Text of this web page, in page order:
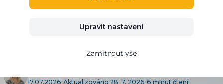
Heurece a Zboží.cz:
17.07.2026 Aktualizováno 28. 7. 2026 6 minut čtení
Upravit nastavení
Zamítnout vše